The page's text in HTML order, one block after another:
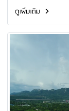
ดูเพิ่มเติม